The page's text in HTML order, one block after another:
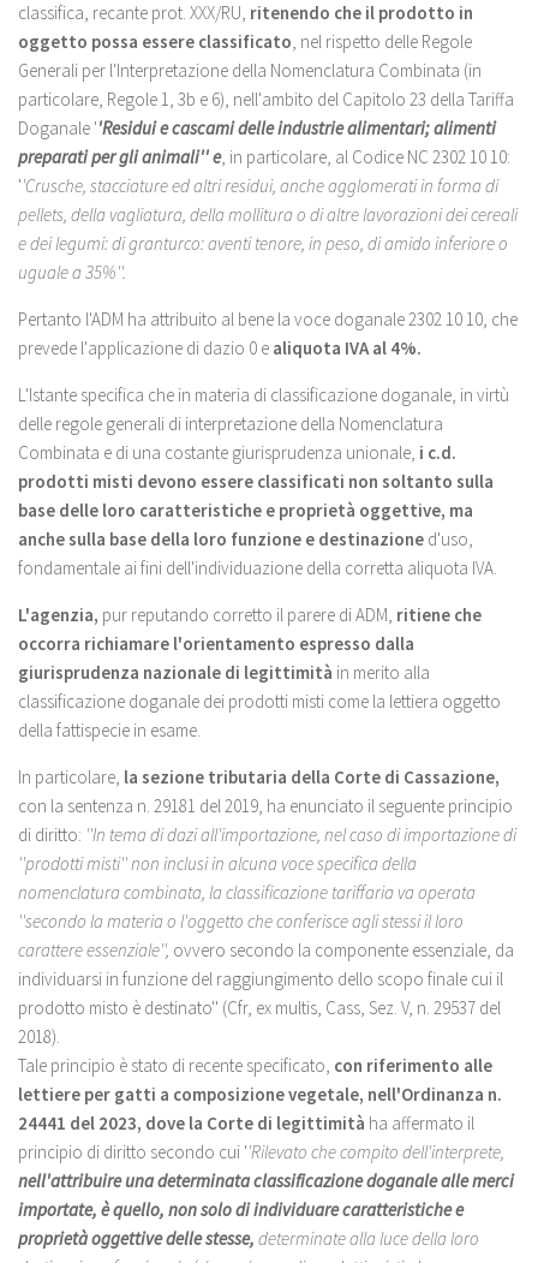
classifica, recante prot. XXX/RU, ritenendo che il prodotto in
oggetto possa essere classificato, nel rispetto delle Regole
Generali per l'Interpretazione della Nomenclatura Combinata (in
particolare, Regole 1, 3b e 6), nell'ambito del Capitolo 23 della Tariffa
Doganale ''Residui e cascami delle industrie alimentari; alimenti
preparati per gli animali'' e, in particolare, al Codice NC 2302 10 10:
''Crusche, stacciature ed altri residui, anche agglomerati in forma di
pellets, della vagliatura, della mollitura o di altre lavorazioni dei cereali
e dei legumi: di granturco: aventi tenore, in peso, di amido inferiore o
uguale a 35%''.
Pertanto l'ADM ha attribuito al bene la voce doganale 2302 10 10, che
prevede l'applicazione di dazio 0 e aliquota IVA al 4%.
L'Istante specifica che in materia di classificazione doganale, in virtù
delle regole generali di interpretazione della Nomenclatura
Combinata e di una costante giurisprudenza unionale, i c.d.
prodotti misti devono essere classificati non soltanto sulla
base delle loro caratteristiche e proprietà oggettive, ma
anche sulla base della loro funzione e destinazione d'uso,
fondamentale ai fini dell'individuazione della corretta aliquota IVA.
L'agenzia, pur reputando corretto il parere di ADM, ritiene che
occorra richiamare l'orientamento espresso dalla
giurisprudenza nazionale di legittimità in merito alla
classificazione doganale dei prodotti misti come la lettiera oggetto
della fattispecie in esame.
In particolare, la sezione tributaria della Corte di Cassazione,
con la sentenza n. 29181 del 2019, ha enunciato il seguente principio
di diritto: ''In tema di dazi all'importazione, nel caso di importazione di
''prodotti misti'' non inclusi in alcuna voce specifica della
nomenclatura combinata, la classificazione tariffaria va operata
''secondo la materia o l'oggetto che conferisce agli stessi il loro
carattere essenziale'', ovvero secondo la componente essenziale, da
individuarsi in funzione del raggiungimento dello scopo finale cui il
prodotto misto è destinato'' (Cfr, ex multis, Cass, Sez. V, n. 29537 del
2018).
Tale principio è stato di recente specificato, con riferimento alle
lettiere per gatti a composizione vegetale, nell'Ordinanza n.
24441 del 2023, dove la Corte di legittimità ha affermato il
principio di diritto secondo cui ''Rilevato che compito dell'interprete,
nell'attribuire una determinata classificazione doganale alle merci
importate, è quello, non solo di individuare caratteristiche e
proprietà oggettive delle stesse, determinate alla luce della loro